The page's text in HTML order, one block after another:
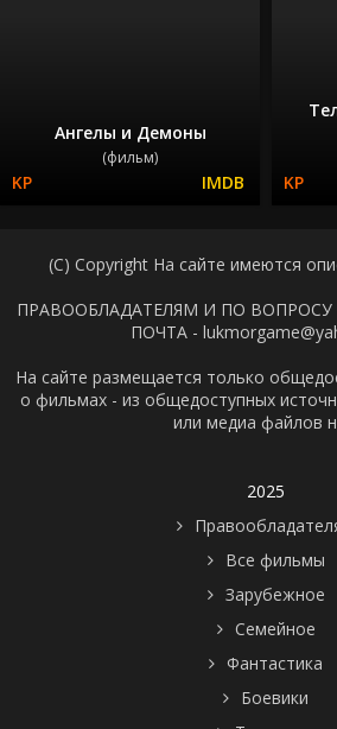
Ангелы и Демоны
(фильм)
(C) Copyright На сайте имеются
ПРАВООБЛАДАТЕЛЯМ И ПО ВОПРОСУ
ПОЧТА -
На сайте размещается только
о фильмах - из общедоступных
или медиа файлов
2025
Все фильмы
Зарубежное
Семейное
Фантастика
Боевики